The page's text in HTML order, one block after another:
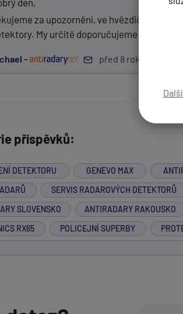
den,
za upozornění, ve hvězdičkách
My určitě doporučujeme alespoň
- před 8 roky
příspěvků:
DETEKTORU GENEVO MAX
SERVIS RADAROVÝCH DETEKTORŮ
SLOVENSKO
ANTIRADARY RAKOUSKO
RX65
POLICEJNÍ SUPERBY